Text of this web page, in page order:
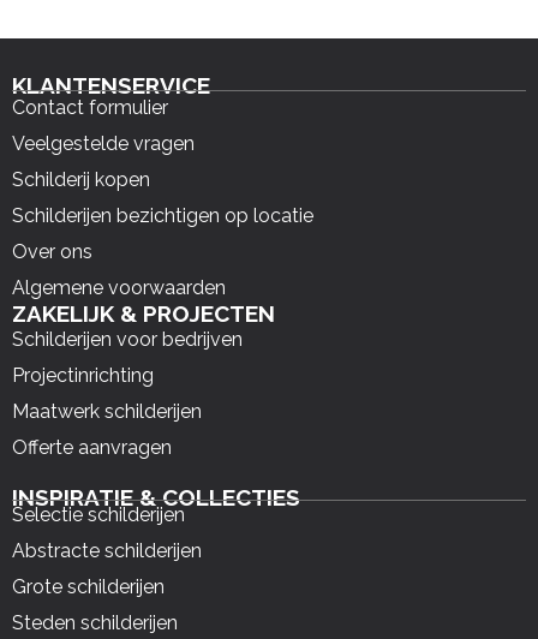
KLANTENSERVICE
Contact formulier
Veelgestelde vragen
Schilderij kopen
Schilderijen bezichtigen op locatie
Over ons
Algemene voorwaarden
ZAKELIJK & PROJECTEN
Schilderijen voor bedrijven
Projectinrichting
Maatwerk schilderijen
Offerte aanvragen
INSPIRATIE & COLLECTIES
Selectie schilderijen
Abstracte schilderijen
Grote schilderijen
Steden schilderijen